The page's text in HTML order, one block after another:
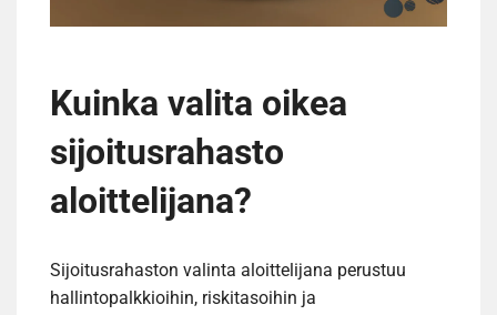
Kuinka valita oikea
sijoitusrahasto
aloittelijana?
Sijoitusrahaston valinta aloittelijana perustuu
hallintopalkkioihin, riskitasoihin ja